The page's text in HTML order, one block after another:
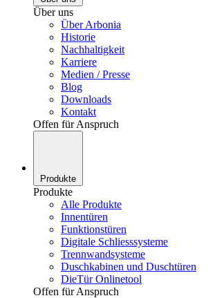
Über uns
Über Arbonia
Historie
Nachhaltigkeit
Karriere
Medien / Presse
Blog
Downloads
Kontakt
Offen für Anspruch
Produkte
Produkte
Alle Produkte
Innentüren
Funktionstüren
Digitale Schliesssysteme
Trennwandsysteme
Duschkabinen und Duschtüren
DieTür Onlinetool
Offen für Anspruch